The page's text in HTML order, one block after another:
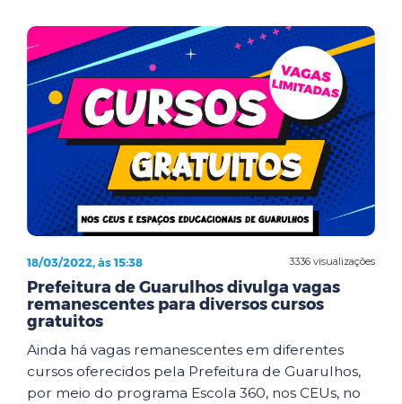
3336 visualizações
18/03/2022, às 15:38
Prefeitura de Guarulhos divulga vagas
remanescentes para diversos cursos
gratuitos
Ainda há vagas remanescentes em diferentes
cursos oferecidos pela Prefeitura de Guarulhos,
por meio do programa Escola 360, nos CEUs, no